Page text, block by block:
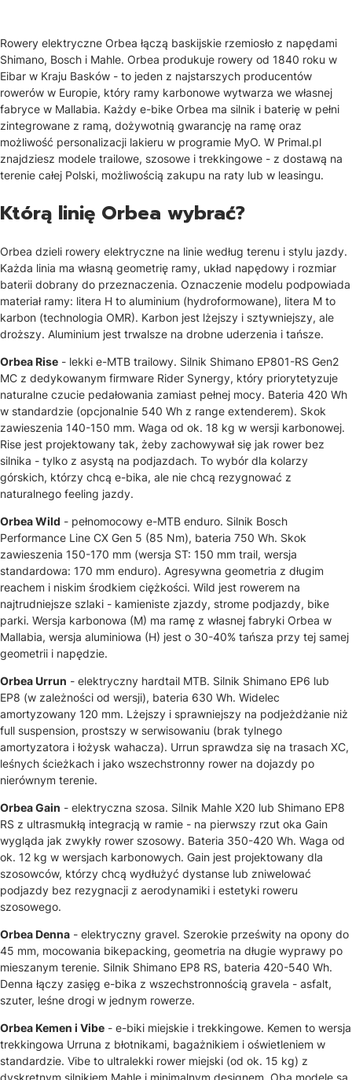
Rowery elektryczne Orbea łączą baskijskie rzemiosło z napędami
Shimano, Bosch i Mahle. Orbea produkuje rowery od 1840 roku w
Eibar w Kraju Basków - to jeden z najstarszych producentów
rowerów w Europie, który ramy karbonowe wytwarza we własnej
fabryce w Mallabia. Każdy e-bike Orbea ma silnik i baterię w pełni
zintegrowane z ramą, dożywotnią gwarancję na ramę oraz
możliwość personalizacji lakieru w programie MyO. W Primal.pl
znajdziesz modele trailowe, szosowe i trekkingowe - z dostawą na
terenie całej Polski, możliwością zakupu na raty lub w leasingu.
Którą linię Orbea wybrać?
Orbea dzieli rowery elektryczne na linie według terenu i stylu jazdy.
Każda linia ma własną geometrię ramy, układ napędowy i rozmiar
baterii dobrany do przeznaczenia. Oznaczenie modelu podpowiada
materiał ramy: litera H to aluminium (hydroformowane), litera M to
karbon (technologia OMR). Karbon jest lżejszy i sztywniejszy, ale
droższy. Aluminium jest trwalsze na drobne uderzenia i tańsze.
Orbea Rise - lekki e-MTB trailowy. Silnik Shimano EP801-RS Gen2
MC z dedykowanym firmware Rider Synergy, który priorytetyzuje
naturalne czucie pedałowania zamiast pełnej mocy. Bateria 420 Wh
w standardzie (opcjonalnie 540 Wh z range extenderem). Skok
zawieszenia 140-150 mm. Waga od ok. 18 kg w wersji karbonowej.
Rise jest projektowany tak, żeby zachowywał się jak rower bez
silnika - tylko z asystą na podjazdach. To wybór dla kolarzy
górskich, którzy chcą e-bika, ale nie chcą rezygnować z
naturalnego feeling jazdy.
Orbea Wild - pełnomocowy e-MTB enduro. Silnik Bosch
Performance Line CX Gen 5 (85 Nm), bateria 750 Wh. Skok
zawieszenia 150-170 mm (wersja ST: 150 mm trail, wersja
standardowa: 170 mm enduro). Agresywna geometria z długim
reachem i niskim środkiem ciężkości. Wild jest rowerem na
najtrudniejsze szlaki - kamieniste zjazdy, strome podjazdy, bike
parki. Wersja karbonowa (M) ma ramę z własnej fabryki Orbea w
Mallabia, wersja aluminiowa (H) jest o 30-40% tańsza przy tej samej
geometrii i napędzie.
Orbea Urrun - elektryczny hardtail MTB. Silnik Shimano EP6 lub
EP8 (w zależności od wersji), bateria 630 Wh. Widelec
amortyzowany 120 mm. Lżejszy i sprawniejszy na podjeżdżanie niż
full suspension, prostszy w serwisowaniu (brak tylnego
amortyzatora i łożysk wahacza). Urrun sprawdza się na trasach XC,
leśnych ścieżkach i jako wszechstronny rower na dojazdy po
nierównym terenie.
Orbea Gain - elektryczna szosa. Silnik Mahle X20 lub Shimano EP8
RS z ultrasmukłą integracją w ramie - na pierwszy rzut oka Gain
wygląda jak zwykły rower szosowy. Bateria 350-420 Wh. Waga od
ok. 12 kg w wersjach karbonowych. Gain jest projektowany dla
szosowców, którzy chcą wydłużyć dystanse lub zniwelować
podjazdy bez rezygnacji z aerodynamiki i estetyki roweru
szosowego.
Orbea Denna - elektryczny gravel. Szerokie prześwity na opony do
45 mm, mocowania bikepacking, geometria na długie wyprawy po
mieszanym terenie. Silnik Shimano EP8 RS, bateria 420-540 Wh.
Denna łączy zasięg e-bika z wszechstronnością gravela - asfalt,
szuter, leśne drogi w jednym rowerze.
Orbea Kemen i Vibe - e-biki miejskie i trekkingowe. Kemen to wersja
trekkingowa Urruna z błotnikami, bagażnikiem i oświetleniem w
standardzie. Vibe to ultralekki rower miejski (od ok. 15 kg) z
dyskretnym silnikiem Mahle i minimalnym designem. Oba modele są